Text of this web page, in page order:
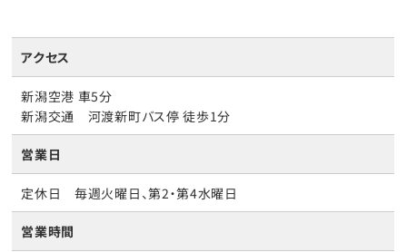
アクセス
新潟空港 車5分
新潟交通 河渡新町バス停 徒歩1分
営業日
定休日 毎週火曜日、第2・第4水曜日
営業時間